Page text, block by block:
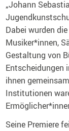
„Johann
Dabei wurden
Musiker*innen,
Gestaltung von
Entscheidungen
ihnen
Institutionen
Seine Premiere